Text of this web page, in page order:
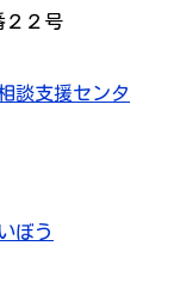
２２号
談支援センタ
ぼう